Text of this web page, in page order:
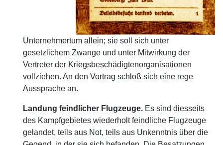
Unternehmertum allein; sie soll sich unter
gesetzlichem Zwange und unter Mitwirkung der
Vertreter der Kriegsbeschädigtenorganisationen
vollziehen. An den Vortrag schloß sich eine rege
Aussprache an.
Landung feindlicher Flugzeuge. Es sind diesseits
des Kampfgebietes wiederholt feindliche Flugzeuge
gelandet, teils aus Not, teils aus Unkenntnis über die